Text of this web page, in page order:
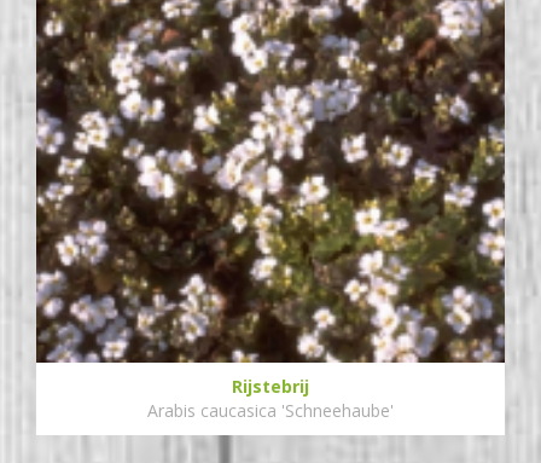
Rijstebrij
Arabis caucasica 'Schneehaube'